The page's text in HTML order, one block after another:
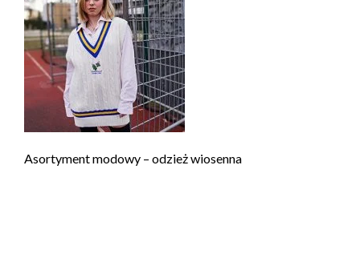
Asortyment modowy – odzież wiosenna